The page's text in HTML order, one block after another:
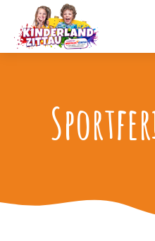
Services
Contact Us